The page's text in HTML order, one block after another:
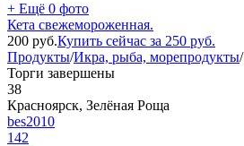
+ Ещё 0 фото
Кета свежемороженная.
200 руб.Купить сейчас за 250 руб.
Продукты/Икра, рыба, морепродукты/
Торги завершены
38
Красноярск, Зелёная Роща
bes2010
142